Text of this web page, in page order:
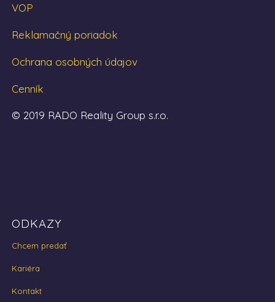
VOP
Reklamačný poriadok
Ochrana osobných údajov
Cenník
© 2019 RADO Reality Group s.r.o.
ODKAZY
Chcem predať
Kariéra
Kontakt